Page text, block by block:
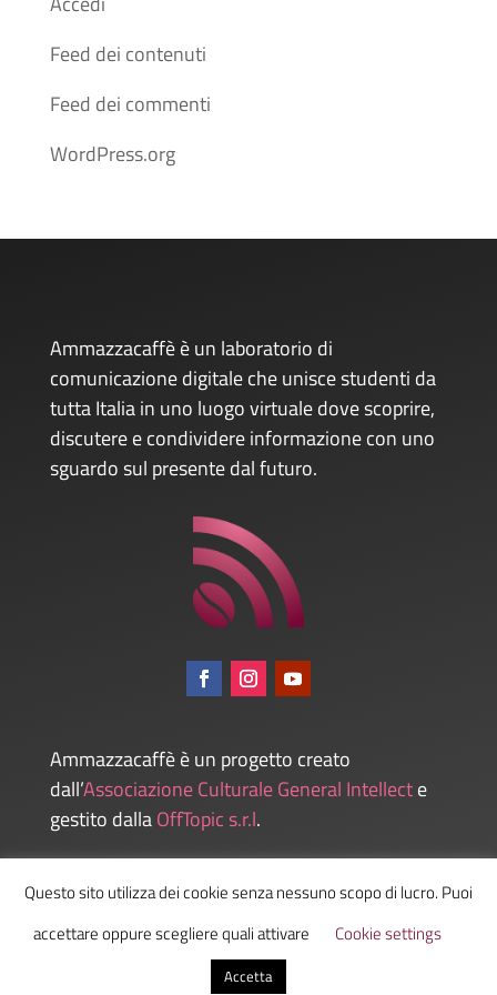
Feed dei contenuti
Feed dei commenti
WordPress.org
Ammazzacaffè è un laboratorio di
comunicazione digitale che unisce studenti da
tutta Italia in uno luogo virtuale dove scoprire,
discutere e condividere informazione con uno
sguardo sul presente dal futuro.
Ammazzacaffè è un progetto creato
dall’Associazione Culturale General Intellecte
gestito dallaOffTopic s.r.l.
Admin
Questo sito utilizza dei cookie senza nessuno scopo di lucro. Puoi
accettare oppure scegliere quali attivare
Cookie settings
Accetta